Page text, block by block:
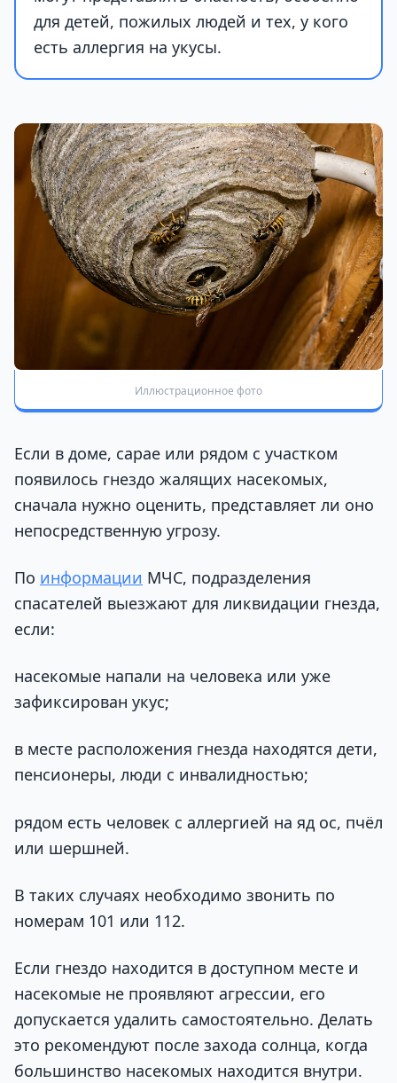
для детей, пожилых людей и тех, у кого
есть аллергия на укусы.
Иллюстрационное фото
Если в доме, сарае или рядом с участком
появилось гнездо жалящих насекомых,
сначала нужно оценить, представляет ли оно
непосредственную угрозу.
По информации МЧС, подразделения
спасателей выезжают для ликвидации гнезда,
если:
насекомые напали на человека или уже
зафиксирован укус;
в месте расположения гнезда находятся дети,
пенсионеры, люди с инвалидностью;
рядом есть человек с аллергией на яд ос, пчёл
или шершней.
В таких случаях необходимо звонить по
номерам 101 или 112.
Если гнездо находится в доступном месте и
насекомые не проявляют агрессии, его
допускается удалить самостоятельно. Делать
это рекомендуют после захода солнца, когда
большинство насекомых находится внутри.